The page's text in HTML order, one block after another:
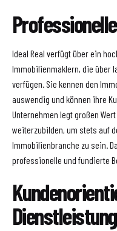
Ideal Real verfügt über ein
Immobilienmaklern, die über
verfügen. Sie kennen den
auswendig und können ihre
Unternehmen legt großen
weiterzubilden, um stets auf
Immobilienbranche zu sein.
professionelle und fundierte